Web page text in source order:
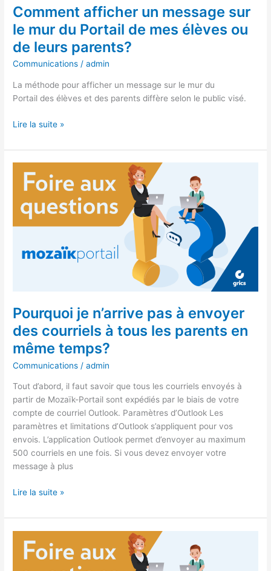
Comment afficher un message sur
le mur du Portail de mes élèves ou
de leurs parents?
Communications /admin
La méthode pour afficher un message sur le mur du
Portail des élèves et des parents diffère selon le public visé.
élèves
ou
de
leurs
parents?
Lire la suite »
Pourquoi je n’arrive pas à envoyer
des courriels à tous les parents en
même temps?
Communications /admin
Tout d’abord, il faut savoir que tous les courriels envoyés à
partir de Mozaïk-Portail sont expédiés par le biais de votre
compte de courriel Outlook. Paramètres d’Outlook Les
paramètres et limitations d’Outlook s’appliquent pour vos
envois. L’application Outlook permet d’envoyer au maximum
500 courriels en une fois. Si vous devez envoyer votre
message à plus
pas
des
courriels
parents
en
même
temps?
Lire la suite »
demander